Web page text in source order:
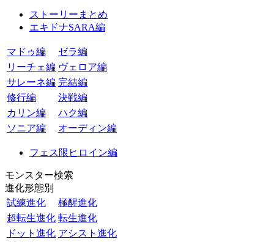
ストーリーまとめ
エキドナSARA編
マドゥ編
ゼラ編
リーチェ編 ヴェロア編
サレーネ編 完結編
修行編
決戦編
カリン編
ハク編
ソニア編
オーディン編
フェス限ヒロイン編
モンスター検索
進化形態別
試練進化
極醒進化
超転生進化 転生進化
ドット進化 アシスト進化